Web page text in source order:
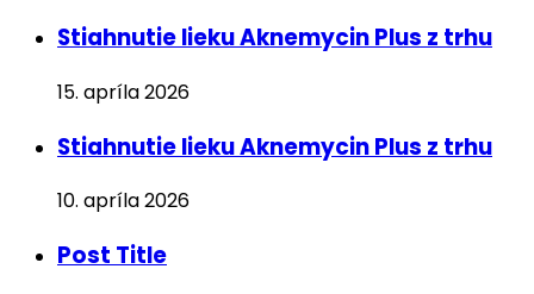
Stiahnutie lieku Aknemycin Plus z trhu
15. apríla 2026
Stiahnutie lieku Aknemycin Plus z trhu
10. apríla 2026
Post Title